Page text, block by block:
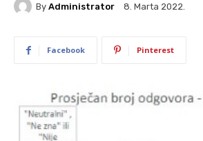
By Administrator 8. Marta 2022.
Facebook Pinterest